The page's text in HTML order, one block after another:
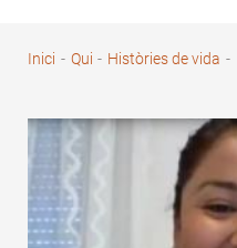
d'Ariadna
Inici - Qui - Històries de vida -